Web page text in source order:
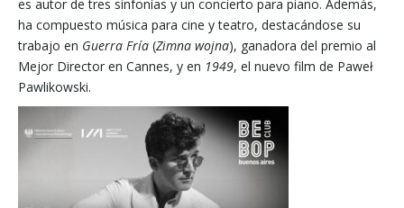
es autor de tres sinfonías y un concierto para piano. Además,
ha compuesto música para cine y teatro, destacándose su
trabajo en Guerra Fría (Zimna wojna), ganadora del premio al
Mejor Director en Cannes, y en 1949, el nuevo film de Paweł
Pawlikowski.